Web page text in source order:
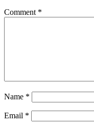
Comment *
Name *
Email *